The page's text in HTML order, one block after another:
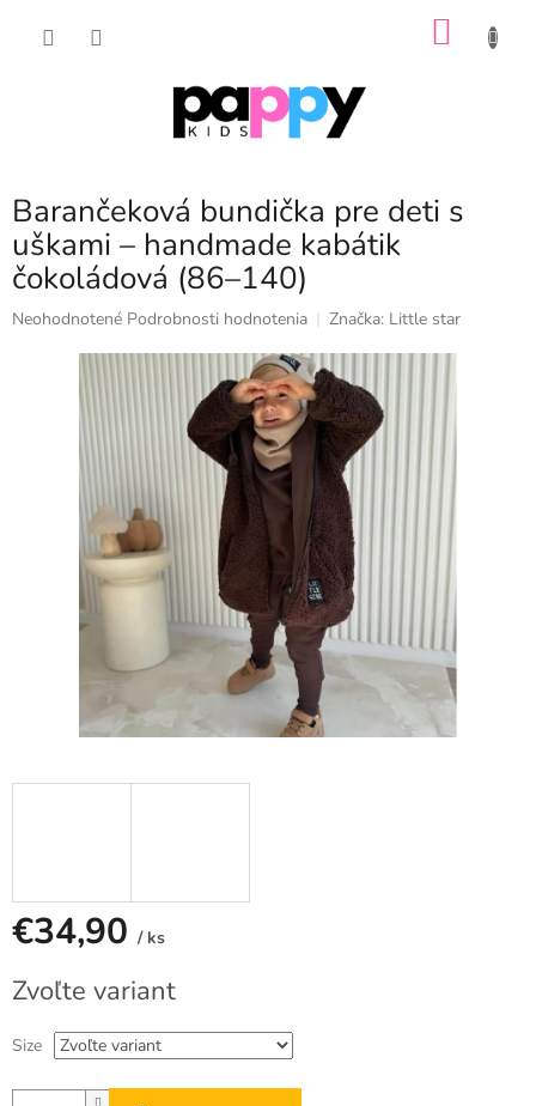
Barančeková bundička pre deti s
uškami – handmade kabátik
čokoládová (86–140)
Priemerné
hviezdičiek.
Neohodnotené Podrobnosti hodnotenia Značka: Little star
€34,90 / ks
cena:
Zvoľte variant
Size